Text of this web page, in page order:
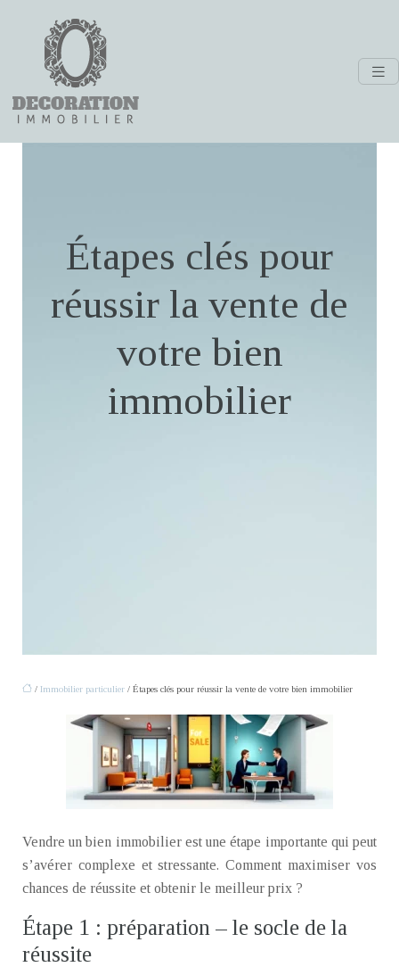
Étapes clés pour
réussir la vente de
votre bien
immobilier
/ Immobilier particulier / Étapes clés pour réussir la vente de votre bien immobilier
Vendre un bien immobilier est une étape importante qui peut
s’avérer complexe et stressante. Comment maximiser vos
chances de réussite et obtenir le meilleur prix ?
Étape 1 : préparation – le socle de la
réussite